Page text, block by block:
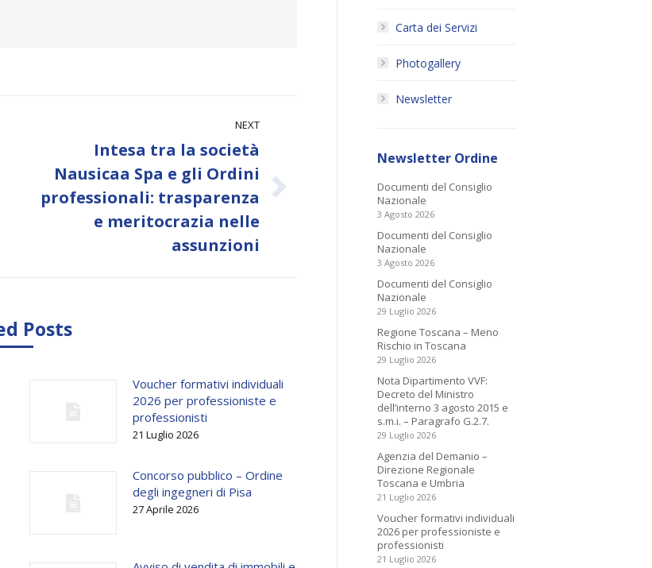
NEXT
Next
post:
Intesa tra la società
Nausicaa Spa e gli Ordini
professionali: trasparenza
e meritocrazia nelle
assunzioni
Posts
Voucher formativi individuali
2026 per professioniste e
professionisti
21 Luglio 2026
Concorso pubblico – Ordine
degli ingegneri di Pisa
27 Aprile 2026
Carta dei Servizi
Photogallery
Newsletter
Newsletter Ordine
Documenti del Consiglio
Nazionale
3 Agosto 2026
Documenti del Consiglio
Nazionale
3 Agosto 2026
Documenti del Consiglio
Nazionale
29 Luglio 2026
Regione Toscana – Meno
Rischio in Toscana
29 Luglio 2026
Nota Dipartimento VVF:
Decreto del Ministro
dell’interno 3 agosto 2015 e
s.m.i. – Paragrafo G.2.7.
29 Luglio 2026
Agenzia del Demanio –
Direzione Regionale
Toscana e Umbria
21 Luglio 2026
Voucher formativi individuali
2026 per professioniste e
professionisti
21 Luglio 2026